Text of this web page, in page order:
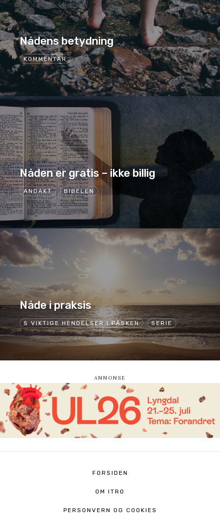
KOMMENTAR
Nådens betydning
ANDAKT BIBELEN
Nåden er gratis – ikke billig
5 VIKTIGE HENDELSER I PÅSKEN SERIE
Nåde i praksis
FORSIDEN
OM ITRO
PERSONVERN OG COOKIES